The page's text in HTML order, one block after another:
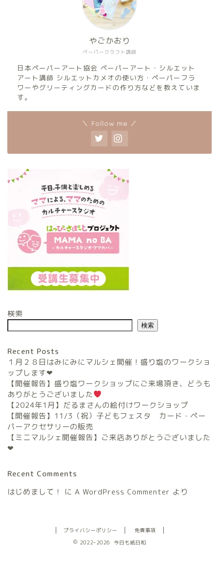
ペーパークラフト講師
やごかおり
日本ペーパーアート協会 ペーパーアート・シルエット
アート講師 シルエットカメオの使い方・ペーパーフラ
ワーやグリーティングカードの作り方などを教えていま
す。
＼ Follow me ／
検索
検索
Recent Posts
１月２８日はみにみにマルシェ開催！盛り塩のワークショ
ップします❤︎
【開催報告】盛り塩ワークショップにご来場頂き、どうも
ありがとうございました
【2024年1月】だるまさんの絵付けワークショップ
【開催報告】11/3（祝）子どもフェスタ カード・ペー
パーアクセサリーの販売
【ミニマルシェ開催報告】ご来店ありがとうございました
❤︎
Recent Comments
はじめまして！
に A WordPress Commenter より
プライバシーポリシー
免責事項
2022–2026 今日も紙日和